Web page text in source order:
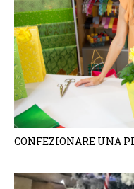
CONFEZIONARE UNA